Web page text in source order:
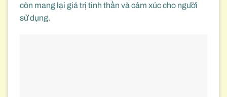
còn mang lại giá trị tinh thần và cảm xúc cho người
sử dụng.